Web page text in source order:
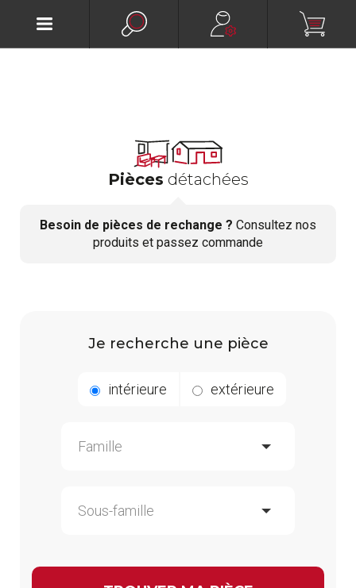
Pièces détachées
Besoin de pièces de rechange ? Consultez nos
produits et passez commande
Je recherche une pièce
intérieure extérieure